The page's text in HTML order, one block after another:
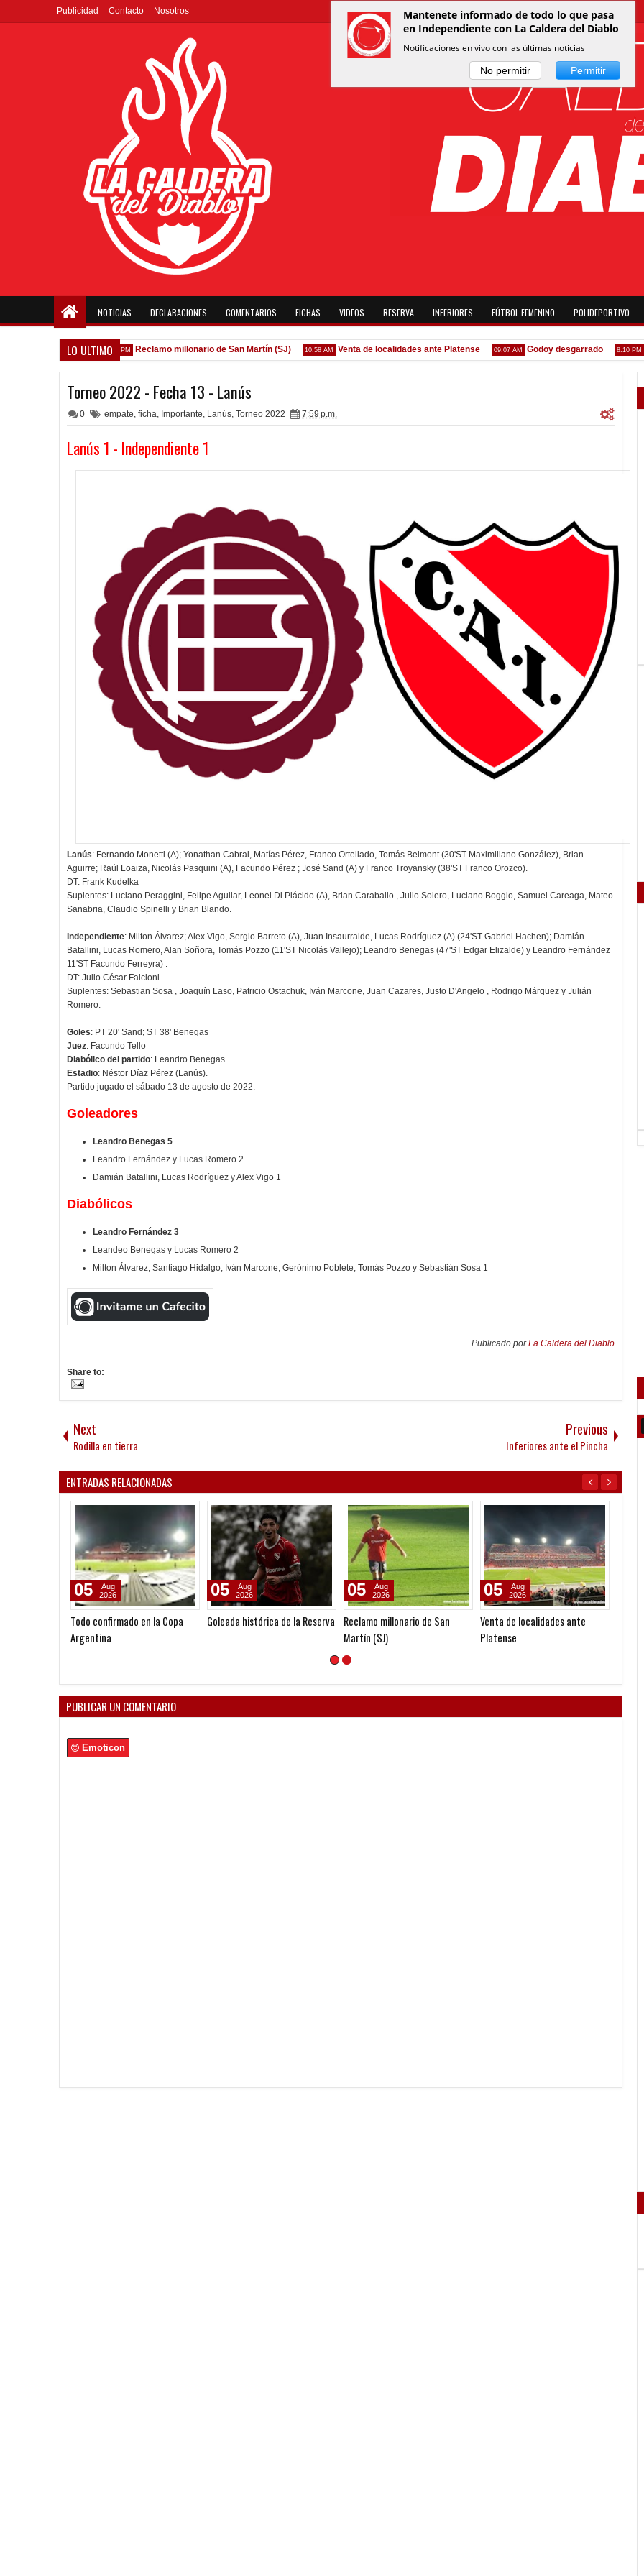
Publicidad Contacto Nosotros
NOTICIAS DECLARACIONES COMENTARIOS FICHAS VIDEOS RESERVA INFERIORES FÚTBOL FEMENINO POLIDEPORTIVO
LO ULTIMO
de la Reserva 1:52 PM Reclamo millonario de San Martín (SJ) 10:58 AM Venta de localidades ante Platense 09:07 AM Godoy desgarrado 8:10 PM
Torneo 2022 - Fecha 13 - Lanús
0 empate, ficha, Importante, Lanús, Torneo 2022 7:59 p.m.
Lanús 1 - Independiente 1
Lanús: Fernando Monetti (A); Yonathan Cabral, Matías Pérez, Franco Ortellado, Tomás Belmont (30'ST Maximiliano González), Brian
Aguirre; Raúl Loaiza, Nicolás Pasquini (A), Facundo Pérez ; José Sand (A) y Franco Troyansky (38'ST Franco Orozco).
DT: Frank Kudelka
Suplentes: Luciano Peraggini, Felipe Aguilar, Leonel Di Plácido (A), Brian Caraballo , Julio Solero, Luciano Boggio, Samuel Careaga, Mateo
Sanabria, Claudio Spinelli y Brian Blando.
Independiente: Milton Álvarez; Alex Vigo, Sergio Barreto (A), Juan Insaurralde, Lucas Rodríguez (A) (24'ST Gabriel Hachen); Damián
Batallini, Lucas Romero, Alan Soñora, Tomás Pozzo (11'ST Nicolás Vallejo); Leandro Benegas (47'ST Edgar Elizalde) y Leandro Fernández
11'ST Facundo Ferreyra) .
DT: Julio César Falcioni
Suplentes: Sebastian Sosa , Joaquín Laso, Patricio Ostachuk, Iván Marcone, Juan Cazares, Justo D'Angelo , Rodrigo Márquez y Julián
Romero.
Goles: PT 20' Sand; ST 38' Benegas
Juez: Facundo Tello
Diabólico del partido: Leandro Benegas
Estadio: Néstor Díaz Pérez (Lanús).
Partido jugado el sábado 13 de agosto de 2022.
Goleadores
Leandro Benegas 5
Leandro Fernández y Lucas Romero 2
Damián Batallini, Lucas Rodríguez y Alex Vigo 1
Diabólicos
Leandro Fernández 3
Leandeo Benegas y Lucas Romero 2
Milton Álvarez, Santiago Hidalgo, Iván Marcone, Gerónimo Poblete, Tomás Pozzo y Sebastián Sosa 1
Publicado porLa Caldera del Diablo
Share to:
Next
Rodilla en tierra
Previous
Inferiores ante el Pincha
ENTRADAS RELACIONADAS
Todo confirmado en la Copa
Argentina
05
Aug
2026
Goleada histórica de la Reserva
05
Aug
2026
Reclamo millonario de San
Martín (SJ)
05
Aug
2026
Venta de localidades ante
Platense
05
Aug
2026
PUBLICAR UN COMENTARIO
Emoticon
Mantenete informado de todo lo que pasa
en Independiente con La Caldera del Diablo
Notificaciones en vivo con las últimas noticias
No permitir Permitir